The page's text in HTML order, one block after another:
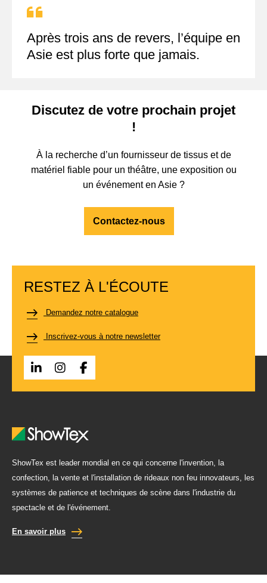
Après trois ans de revers, l’équipe en
Asie est plus forte que jamais.
Discutez de votre prochain projet
!
À la recherche d’un fournisseur de tissus et de
matériel fiable pour un théâtre, une exposition ou
un événement en Asie ?
Contactez-nous
RESTEZ À L'ÉCOUTE
Demandez notre catalogue
Inscrivez-vous à notre newsletter
ShowTex est leader mondial en ce qui concerne l'invention, la
confection, la vente et l'installation de rideaux non feu innovateurs, les
systèmes de patience et techniques de scène dans l'industrie du
spectacle et de l'événement.
En savoir plus